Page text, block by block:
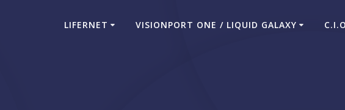
LIFERNET VISIONPORT ONE / LIQUID GALAXY